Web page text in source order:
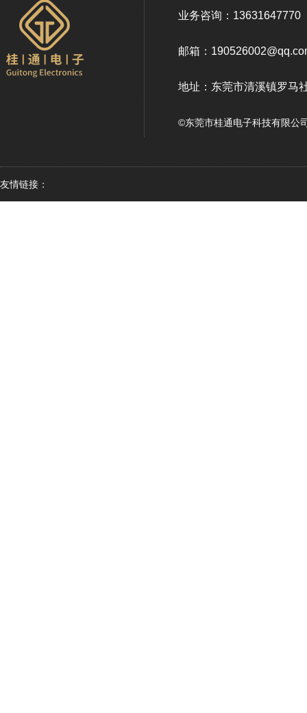
业务咨询：13631647770
邮箱：
地址：东莞市清溪镇罗马
©东莞市桂通电子科技有限公
友情链接：